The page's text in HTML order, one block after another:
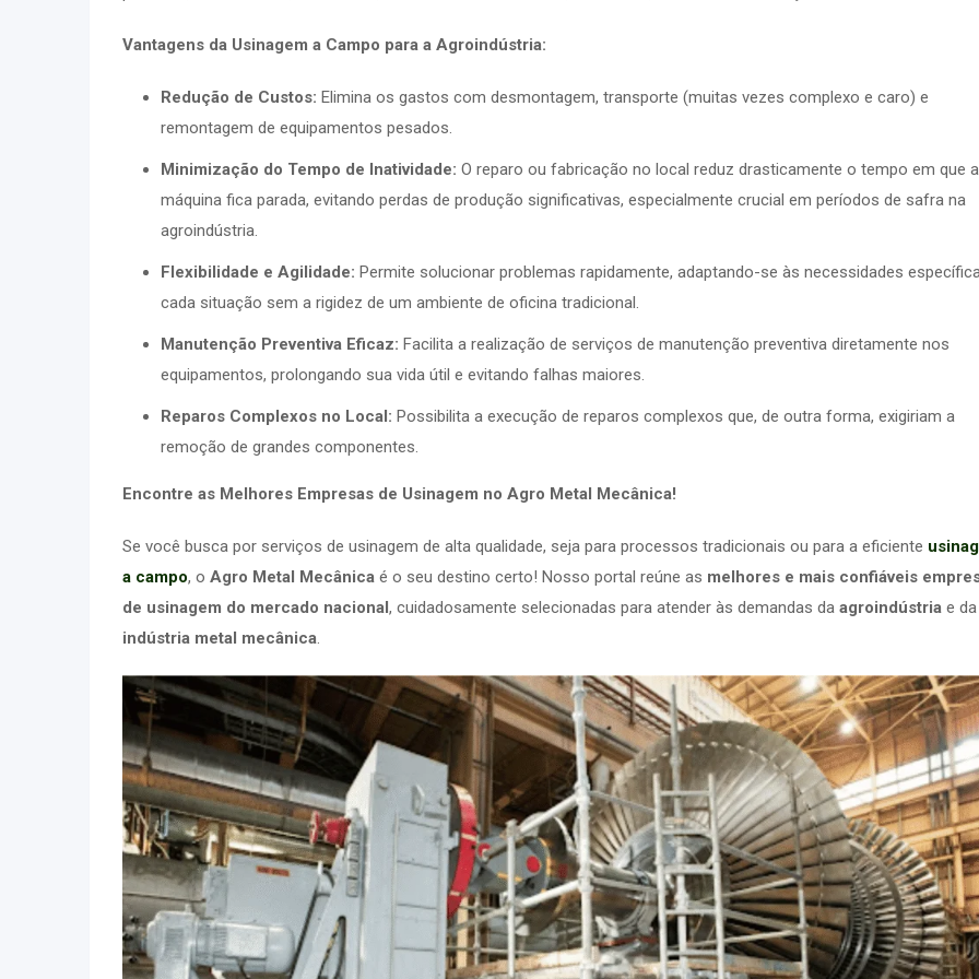
Vantagens da Usinagem a Campo para a Agroindústria:
Redução de Custos: Elimina os gastos com desmontagem, transporte (muitas vezes complexo e caro) e
remontagem de equipamentos pesados.
Minimização do Tempo de Inatividade: O reparo ou fabricação no local reduz drasticamente o tempo em que a
máquina fica parada, evitando perdas de produção significativas, especialmente crucial em períodos de safra na
agroindústria.
Flexibilidade e Agilidade: Permite solucionar problemas rapidamente, adaptando-se às necessidades
cada situação sem a rigidez de um ambiente de oficina tradicional.
Manutenção Preventiva Eficaz: Facilita a realização de serviços de manutenção preventiva diretamente nos
equipamentos, prolongando sua vida útil e evitando falhas maiores.
Reparos Complexos no Local: Possibilita a execução de reparos complexos que, de outra forma, exigiriam a
remoção de grandes componentes.
Encontre as Melhores Empresas de Usinagem no Agro Metal Mecânica!
Se você busca por serviços de usinagem de alta qualidade, seja para processos tradicionais ou para a eficiente
a campo, o Agro Metal Mecânica é o seu destino certo! Nosso portal reúne as melhores e mais confiáveis
de usinagem do mercado nacional, cuidadosamente selecionadas para atender às demandas da agroindústria e da
indústria metal mecânica.